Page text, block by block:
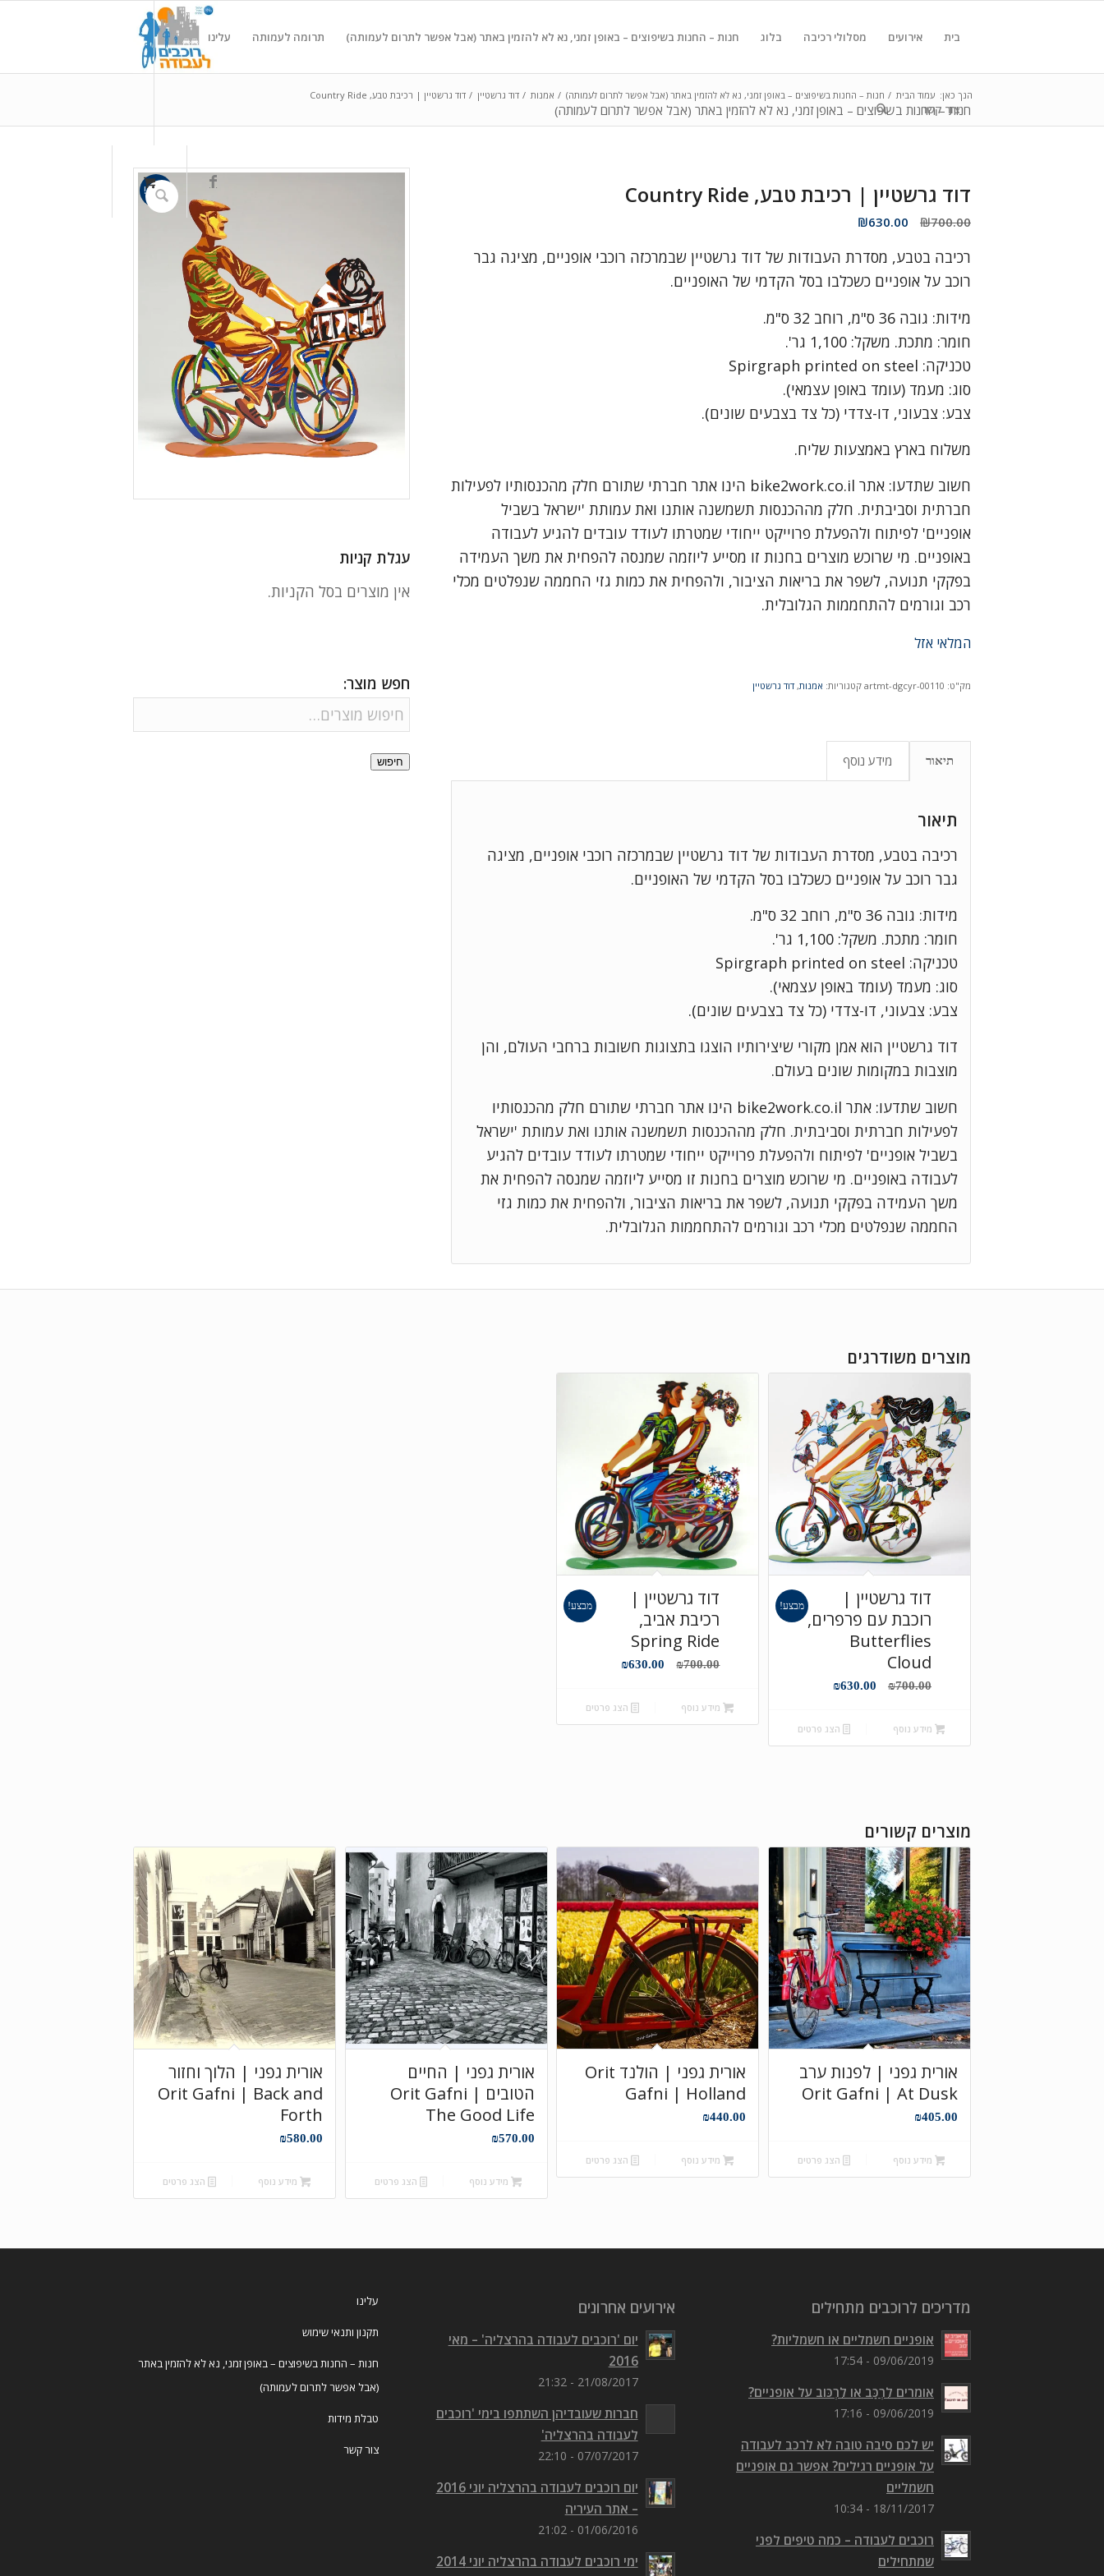
בית אירועים מסלולי רכיבה בלוג חנות – החנות בשיפוצים – באופן זמני, נא לא להזמין באתר (אבל אפשר לתרום לעמותה) תרומה לעמותה עלינו
צור קשר
חנות – החנות בשיפוצים – באופן זמני, נא לא להזמין באתר (אבל אפשר לתרום לעמותה)
הנך כאן: עמוד הבית / חנות – החנות בשיפוצים – באופן זמני, נא לא להזמין באתר (אבל אפשר לתרום לעמותה) / אמנות / דוד גרשטיין / דוד גרשטיין | רכיבת טבע, Country Ride
מבצע!
עגלת קניות
אין מוצרים בסל הקניות.
חפש מוצר:
חיפוש
דוד גרשטיין | רכיבת טבע, Country Ride
₪700.00
המחיר
היה:
₪700.00.
₪630.00
הוא:
₪630.00.
רכיבה בטבע, מסדרת העבודות של דוד גרשטיין שבמרכזה רוכבי אופניים, מציגה גבר
רוכב על אופניים כשכלבו בסל הקדמי של האופניים.
מידות: גובה 36 ס"מ, רוחב 32 ס"מ.
חומר: מתכת. משקל: 1,100 גר'.
טכניקה: Spirgraph printed on steel
סוג: מעמד (עומד באופן עצמאי).
צבע: צבעוני, דו-צדדי (כל צד בצבעים שונים).
משלוח בארץ באמצעות שליח.
חשוב שתדעו: אתר bike2work.co.il הינו אתר חברתי שתורם חלק מהכנסותיו לפעילות
חברתית וסביבתית. חלק מההכנסות תשמשנה אותנו ואת עמותת 'ישראל בשביל
אופניים' לפיתוח ולהפעלת פרוייקט ייחודי שמטרתו לעודד עובדים להגיע לעבודה
באופניים. מי שרוכש מוצרים בחנות זו מסייע ליוזמה שמנסה להפחית את משך העמידה
בפקקי תנועה, לשפר את בריאות הציבור, ולהפחית את כמות גזי החממה שנפלטים מכלי
רכב וגורמים להתחממות הגלובלית.
המלאי אזל
מק"ט: artmt-dgcyr-00110 קטגוריות: אמנות, דוד גרשטיין
תיאור מידע נוסף
תיאור
רכיבה בטבע, מסדרת העבודות של דוד גרשטיין שבמרכזה רוכבי אופניים, מציגה
גבר רוכב על אופניים כשכלבו בסל הקדמי של האופניים.
מידות: גובה 36 ס"מ, רוחב 32 ס"מ.
חומר: מתכת. משקל: 1,100 גר'.
טכניקה: Spirgraph printed on steel
סוג: מעמד (עומד באופן עצמאי).
צבע: צבעוני, דו-צדדי (כל צד בצבעים שונים).
דוד גרשטיין הוא אמן מקורי שיצירותיו הוצגו בתצוגות חשובות ברחבי העולם, והן
מוצבות במקומות שונים בעולם.
חשוב שתדעו: אתר bike2work.co.il הינו אתר חברתי שתורם חלק מהכנסותיו
לפעילות חברתית וסביבתית. חלק מההכנסות תשמשנה אותנו ואת עמותת 'ישראל
בשביל אופניים' לפיתוח ולהפעלת פרוייקט ייחודי שמטרתו לעודד עובדים להגיע
לעבודה באופניים. מי שרוכש מוצרים בחנות זו מסייע ליוזמה שמנסה להפחית את
משך העמידה בפקקי תנועה, לשפר את בריאות הציבור, ולהפחית את כמות גזי
החממה שנפלטים מכלי רכב וגורמים להתחממות הגלובלית.
מוצרים משודרגים
דוד גרשטיין |
רוכבת עם פרפרים,
Butterflies
Cloud
₪700.00
המחיר
₪630.00
מבצע!
מידע נוסף הצג פרטים
דוד גרשטיין |
רכיבת אביב,
Spring Ride
₪700.00
המחיר
₪630.00 המחיר
מבצע!
מידע נוסף הצג פרטים
מוצרים קשורים
אורית גפני | לפנות ערב
Orit Gafni | At Dusk
₪405.00
מידע נוסף הצג פרטים
אורית גפני | הולנד Orit
Gafni | Holland
₪440.00
מידע נוסף הצג פרטים
אורית גפני | החיים
הטובים Orit Gafni |
The Good Life
₪570.00
מידע נוסף הצג פרטים
אורית גפני | הלוך וחזור
Orit Gafni | Back and
Forth
₪580.00
מידע נוסף הצג פרטים
מדריכים לרוכבים מתחילים
אופניים חשמליים או חשמליות?
09/06/2019 - 17:54
אומרים לִרְכַּב או לִרְכּוב על אופניים?
09/06/2019 - 17:16
יש לכם סיבה טובה לא לרכב לעבודה
על אופניים רגילים? אפשר גם אופניים
חשמליים
18/11/2017 - 10:34
רוכבים לעבודה – כמה טיפים לפני
שמתחילים
אירועים אחרונים
יום 'רוכבים לעבודה בהרצליה' – מאי
2016
21/08/2017 - 21:32
חברות שעובדיהן השתתפו בימי 'רוכבים
לעבודה בהרצליה'
07/07/2017 - 22:10
יום רוכבים לעבודה בהרצליה יוני 2016
– אתר העיריה
01/06/2016 - 21:02
ימי רוכבים לעבודה בהרצליה יוני 2014
עלינו
תקנון ותנאי שימוש
חנות – החנות בשיפוצים – באופן זמני, נא לא להזמין באתר
(אבל אפשר לתרום לעמותה)
טבלת מידות
צור קשר